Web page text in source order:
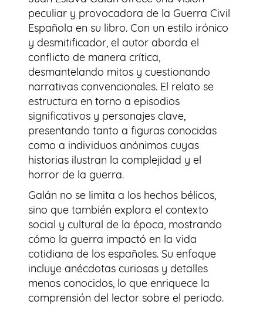
peculiar y provocadora de la Guerra Civil
Española en su libro. Con un estilo irónico
y desmitificador, el autor aborda el
conflicto de manera crítica,
desmantelando mitos y cuestionando
narrativas convencionales. El relato se
estructura en torno a episodios
significativos y personajes clave,
presentando tanto a figuras conocidas
como a individuos anónimos cuyas
historias ilustran la complejidad y el
horror de la guerra.
Galán no se limita a los hechos bélicos,
sino que también explora el contexto
social y cultural de la época, mostrando
cómo la guerra impactó en la vida
cotidiana de los españoles. Su enfoque
incluye anécdotas curiosas y detalles
menos conocidos, lo que enriquece la
comprensión del lector sobre el periodo.